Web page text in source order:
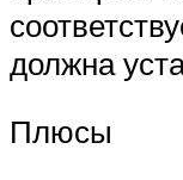
должна
Плюсы